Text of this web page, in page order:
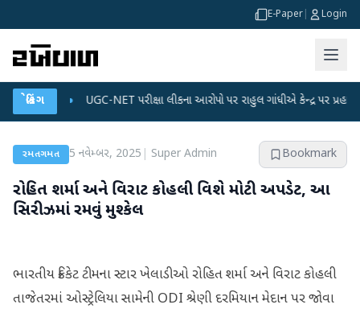
E-Paper Login
બ્રેકિંગ
● UGC-NET પરીક્ષા લીકના આરોપો પર રાહુલ ગાંધીએ કેન્દ્ર પર પ્રહાર કર્યા ●
રમતગમત 5 નવેમ્બર, 2025 Super Admin Bookmark
રોહિત શર્મા અને વિરાટ કોહલી વિશે મોટી અપડેટ, આ
સિરીઝમાં રમવું મુશ્કેલ
ભારતીય ક્રિકેટ ટીમના સ્ટાર ખેલાડીઓ રોહિત શર્મા અને વિરાટ કોહલી
તાજેતરમાં ઓસ્ટ્રેલિયા સામેની ODI શ્રેણી દરમિયાન મેદાન પર જોવા